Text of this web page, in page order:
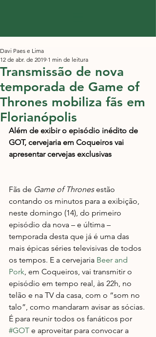
Transmissão de nova
temporada de Game of
Thrones mobiliza fãs em
Florianópolis
Davi Paes e Lima
12 de abr. de 2019 1 min de leitura
Além de exibir o episódio inédito de
GOT, cervejaria em Coqueiros vai
apresentar cervejas exclusivas
Fãs de Game of Thrones estão
contando os minutos para a exibição,
neste domingo (14), do primeiro
episódio da nova – e última –
temporada desta que já é uma das
mais épicas séries televisivas de todos
os tempos. E a cervejaria Beer and
Pork, em Coqueiros, vai transmitir o
episódio em tempo real, às 22h, no
telão e na TV da casa, com o “som no
talo”, como mandaram avisar as sócias.
É para reunir todos os fanáticos por
#GOT e aproveitar para convocar a